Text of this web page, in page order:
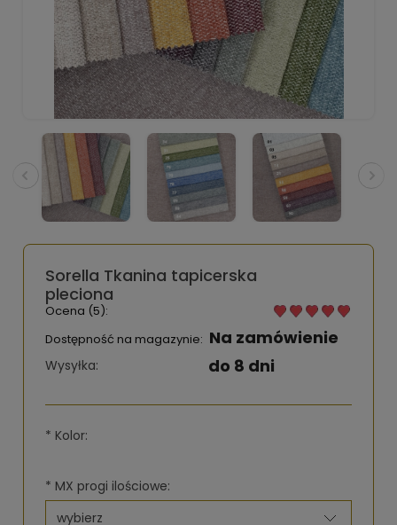
Sorella Tkanina tapicerska
pleciona
Ocena (5):
Dostępność na magazynie: Na zamówienie
Wysyłka: do 8 dni
* Kolor:
* MX progi ilościowe: